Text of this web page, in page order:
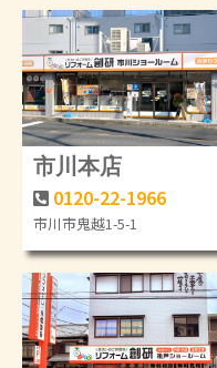
市川本店
0120-22-1966
市川市鬼越1-5-1